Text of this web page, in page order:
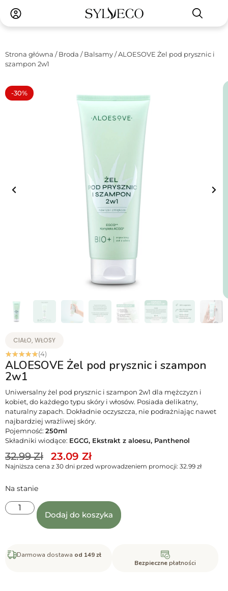
Strona główna /Broda /Balsamy/ ALOESOVE Żel pod prysznic i
szampon 2w1
-30%
CIAŁO, WŁOSY
☆☆☆☆☆(4)
ALOESOVE Żel pod prysznic i szampon
2w1
Uniwersalny żel pod prysznic i szampon 2w1 dla mężczyzn i
kobiet, do każdego typu skóry i włosów. Posiada delikatny,
naturalny zapach. Dokładnie oczyszcza, nie podrażniając nawet
najbardziej wrażliwej skóry.
Pojemność: 250ml
Składniki wiodące: EGCG, Ekstrakt z aloesu, Panthenol
32.99Zł 23.09 Zł
Najniższa cena z 30 dni przed wprowadzeniem promocji: 32.99 zł
Na stanie
Dodaj do koszyka
Darmowa dostawa od 149 zł
Bezpiecznepłatności